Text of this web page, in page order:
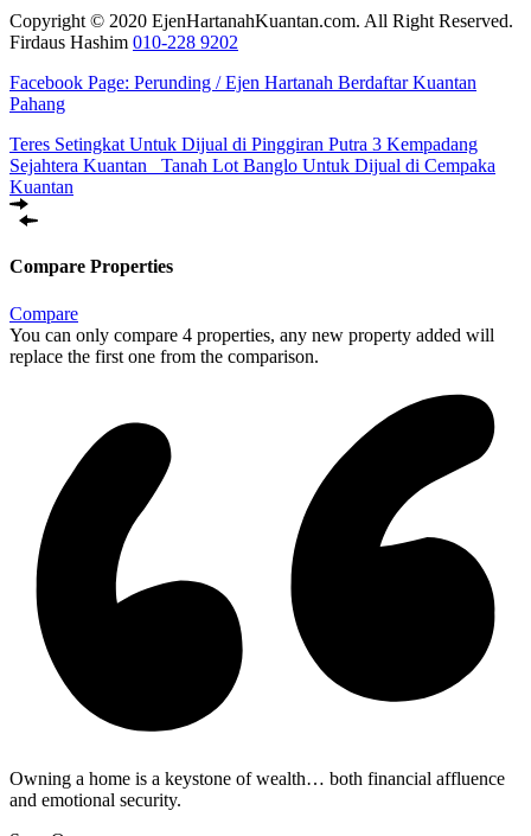
Copyright © 2020 EjenHartanahKuantan.com. All Right Reserved.
Firdaus Hashim 010-228 9202
Facebook Page: Perunding / Ejen Hartanah Berdaftar Kuantan
Pahang
Teres Setingkat Untuk Dijual di Pinggiran Putra 3 Kempadang
Sejahtera Kuantan
Tanah Lot Banglo Untuk Dijual di Cempaka
Kuantan
Compare Properties
Compare
You can only compare 4 properties, any new property added will
replace the first one from the comparison.
Owning a home is a keystone of wealth… both financial affluence
and emotional security.